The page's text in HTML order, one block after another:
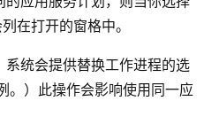
在打开的窗格中。
统会提供替换工作进程的选
。）此操作会影响使用同一应